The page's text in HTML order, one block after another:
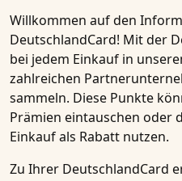
Willkommen auf den
DeutschlandCard! Mit der
bei jedem Einkauf in
zahlreichen
sammeln. Diese Punkte
Prämien eintauschen oder
Einkauf als Rabatt nutzen.
Zu Ihrer DeutschlandCard